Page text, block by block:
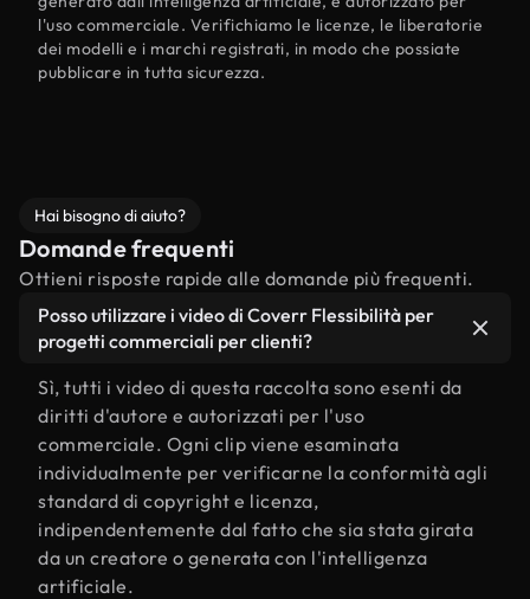
l'uso commerciale. Verifichiamo le licenze, le liberatorie
dei modelli e i marchi registrati, in modo che possiate
pubblicare in tutta sicurezza.
Hai bisogno di aiuto?
Domande frequenti
Ottieni risposte rapide alle domande più frequenti.
Posso utilizzare i video di Coverr Flessibilità per
progetti commerciali per clienti?
Sì, tutti i video di questa raccolta sono esenti da
diritti d'autore e autorizzati per l'uso
commerciale. Ogni clip viene esaminata
individualmente per verificarne la conformità agli
standard di copyright e licenza,
indipendentemente dal fatto che sia stata girata
da un creatore o generata con l'intelligenza
artificiale.